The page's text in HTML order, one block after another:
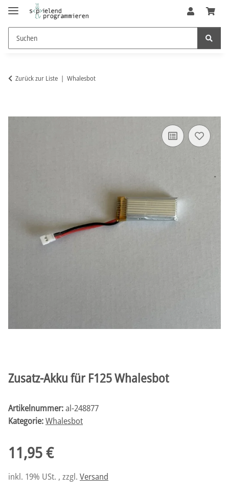
Zurück zur Liste Whalesbot
Zusatz-Akku für F125 Whalesbot
Artikelnummer:al-248877
Kategorie:Whalesbot
11,95 €
inkl. 19% USt. , zzgl. Versand